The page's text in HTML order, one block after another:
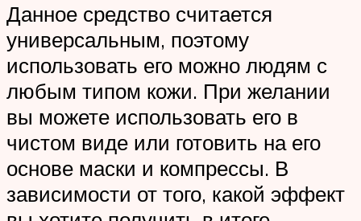
Данное средство считается
универсальным, поэтому
использовать его можно людям с
любым типом кожи. При желании
вы можете использовать его в
чистом виде или готовить на его
основе маски и компрессы. В
зависимости от того, какой эффект